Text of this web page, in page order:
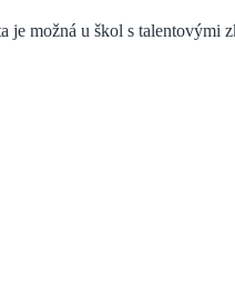
je možná u škol s talentovými